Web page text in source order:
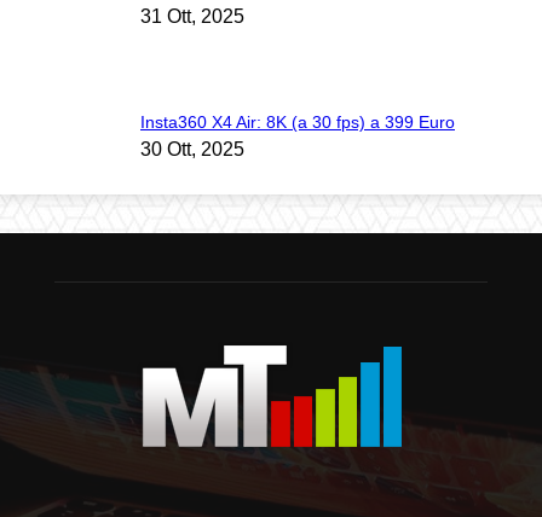
31 Ott, 2025
Insta360 X4 Air: 8K (a 30 fps) a 399 Euro
30 Ott, 2025